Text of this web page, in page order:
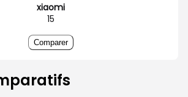
xiaomi
15
Comparer